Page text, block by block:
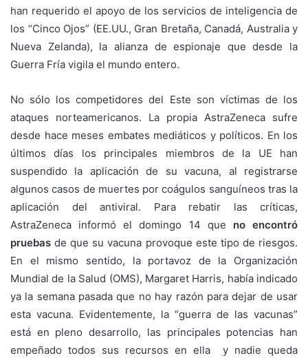
han requerido el apoyo de los servicios de inteligencia de
los “Cinco Ojos” (EE.UU., Gran Bretaña, Canadá, Australia y
Nueva Zelanda), la alianza de espionaje que desde la
Guerra Fría vigila el mundo entero.
No sólo los competidores del Este son víctimas de los
ataques norteamericanos. La propia AstraZeneca sufre
desde hace meses embates mediáticos y políticos. En los
últimos días los principales miembros de la UE han
suspendido la aplicación de su vacuna, al registrarse
algunos casos de muertes por coágulos sanguíneos tras la
aplicación del antiviral. Para rebatir las críticas,
AstraZeneca informó el domingo 14 que no encontró
pruebasde que su vacuna provoque este tipo de riesgos.
En el mismo sentido, la portavoz de la Organización
Mundial de la Salud (OMS), Margaret Harris, había indicado
ya la semana pasada que no hay razón para dejar de usar
esta vacuna. Evidentemente, la “guerra de las vacunas”
está en pleno desarrollo, las principales potencias han
empeñado todos sus recursos en ella y nadie queda